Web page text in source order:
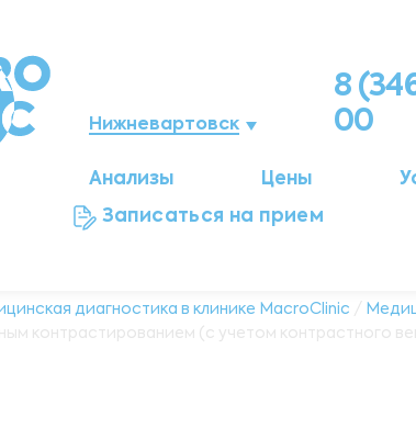
Нижневартовск
Мегион
8
00
Анализы Цены
Записаться на прием
диагностика в клинике MacroClinic /
контрастированием (с учетом контрастного